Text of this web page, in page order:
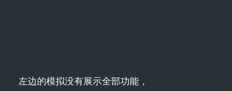
左边的模拟没有展示全部功能，